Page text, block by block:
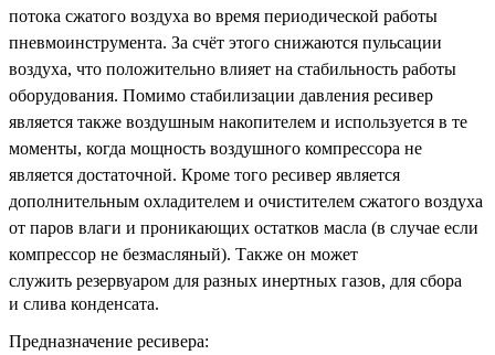
потока сжатого воздуха во время периодической работы
пневмоинструмента. За счёт этого снижаются пульсации
воздуха, что положительно влияет на стабильность работы
оборудования. Помимо стабилизации давления ресивер
является также воздушным накопителем и используется в те
моменты, когда мощность воздушного компрессора не
является достаточной. Кроме того ресивер является
дополнительным охладителем и очистителем сжатого воздуха
от паров влаги и проникающих остатков масла (в случае если
компрессор не безмасляный). Также он может
служить резервуаром для разных инертных газов, для сбора
и слива конденсата.
Предназначение ресивера: